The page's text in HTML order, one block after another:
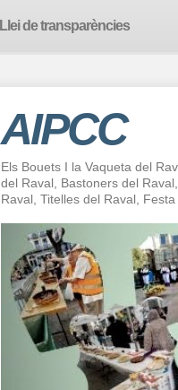
Llei de transparències
AIPCC
Els Bouets I la Vaqueta del
del Raval, Bastoners del
Raval, Titelles del Raval,